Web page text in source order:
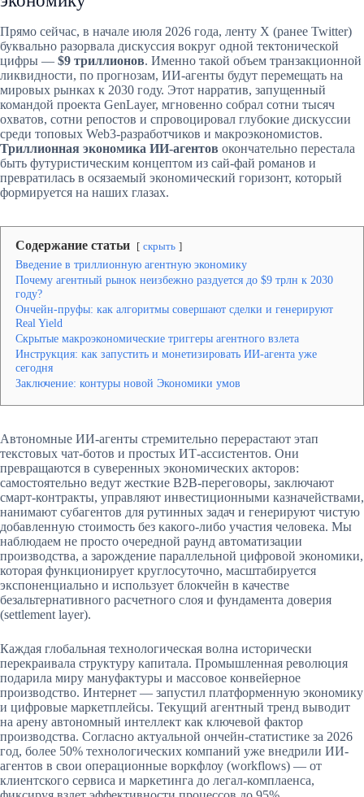
Прямо сейчас, в начале июля 2026 года, ленту X (ранее Twitter)
буквально разорвала дискуссия вокруг одной тектонической
цифры — $9 триллионов. Именно такой объем транзакционной
ликвидности, по прогнозам, ИИ-агенты будут перемещать на
мировых рынках к 2030 году. Этот нарратив, запущенный
командой проекта GenLayer, мгновенно собрал сотни тысяч
охватов, сотни репостов и спровоцировал глубокие дискуссии
среди топовых Web3-разработчиков и макроэкономистов.
Триллионная экономика ИИ-агентов окончательно перестала
быть футуристическим концептом из сай-фай романов и
превратилась в осязаемый экономический горизонт, который
формируется на наших глазах.
Содержание статьи скрыть
Введение в триллионную агентную экономику
Почему агентный рынок неизбежно раздуется до $9 трлн к 2030
году?
Ончейн-пруфы: как алгоритмы совершают сделки и генерируют
Real Yield
Скрытые макроэкономические триггеры агентного взлета
Инструкция: как запустить и монетизировать ИИ-агента уже
сегодня
Заключение: контуры новой Экономики умов
Автономные ИИ-агенты стремительно перерастают этап
текстовых чат-ботов и простых ИТ-ассистентов. Они
превращаются в суверенных экономических акторов:
самостоятельно ведут жесткие B2B-переговоры, заключают
смарт-контракты, управляют инвестиционными казначействами,
нанимают субагентов для рутинных задач и генерируют чистую
добавленную стоимость без какого-либо участия человека. Мы
наблюдаем не просто очередной раунд автоматизации
производства, а зарождение параллельной цифровой экономики,
которая функционирует круглосуточно, масштабируется
экспоненциально и использует блокчейн в качестве
безальтернативного расчетного слоя и фундамента доверия
(settlement layer).
Каждая глобальная технологическая волна исторически
перекраивала структуру капитала. Промышленная революция
подарила миру мануфактуры и массовое конвейерное
производство. Интернет — запустил платформенную экономику
и цифровые маркетплейсы. Текущий агентный тренд выводит
на арену автономный интеллект как ключевой фактор
производства. Согласно актуальной ончейн-статистике за 2026
год, более 50% технологических компаний уже внедрили ИИ-
агентов в свои операционные воркфлоу (workflows) — от
клиентского сервиса и маркетинга до легал-комплаенса,